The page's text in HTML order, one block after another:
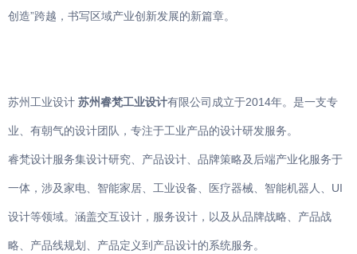
创造”跨越，书写区域产业创新发展的新篇章。
苏州工业设计 苏州睿梵工业设计有限公司成立于2014年。是一支专
业、有朝气的设计团队，专注于工业产品的设计研发服务。
睿梵设计服务集设计研究、产品设计、品牌策略及后端产业化服务于
一体，涉及家电、智能家居、工业设备、医疗器械、智能机器人、UI
设计等领域。涵盖交互设计，服务设计，以及从品牌战略、产品战
略、产品线规划、产品定义到产品设计的系统服务。